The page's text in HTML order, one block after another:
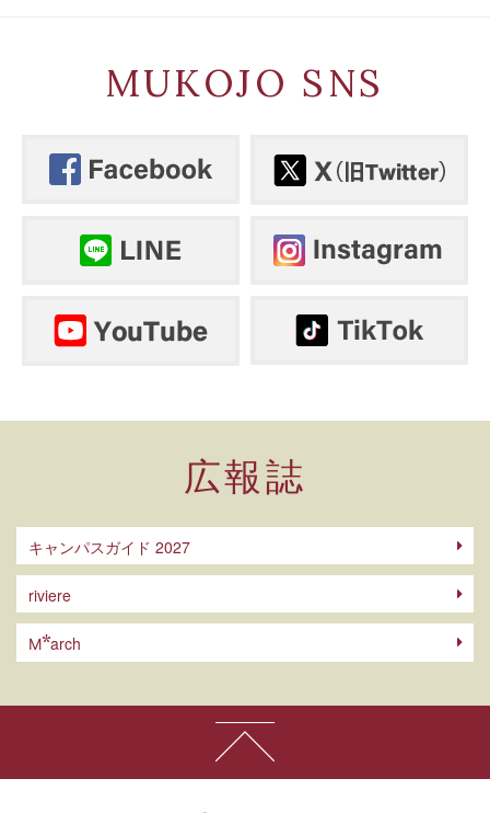
MUKOJO SNS
広報誌
キャンパスガイド 2027
riviere
M arch